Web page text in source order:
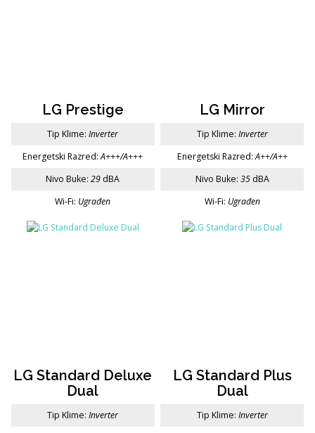
LG Prestige
Tip Klime: Inverter
Energetski Razred: A+++/A+++
Nivo Buke: 29 dBA
Wi-Fi: Ugrađen
LG Mirror
Tip Klime: Inverter
Energetski Razred: A++/A++
Nivo Buke: 35 dBA
Wi-Fi: Ugrađen
LG Standard Deluxe
Dual
Tip Klime: Inverter
LG Standard Plus
Dual
Tip Klime: Inverter